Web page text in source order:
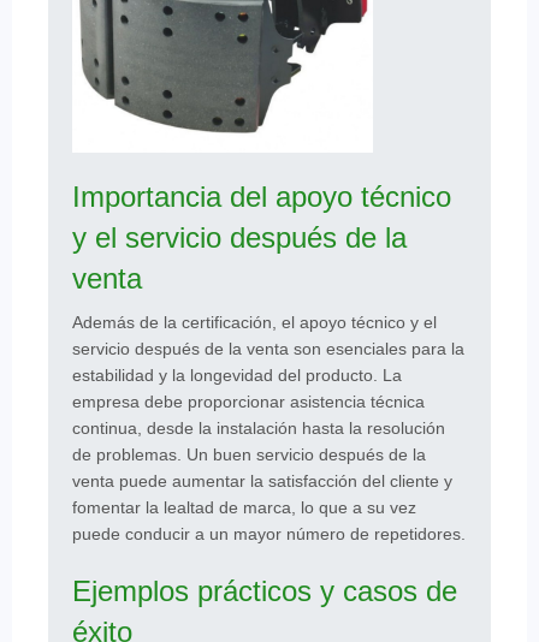
Importancia del apoyo técnico
y el servicio después de la
venta
Además de la certificación, el apoyo técnico y el
servicio después de la venta son esenciales para la
estabilidad y la longevidad del producto. La
empresa debe proporcionar asistencia técnica
continua, desde la instalación hasta la resolución
de problemas. Un buen servicio después de la
venta puede aumentar la satisfacción del cliente y
fomentar la lealtad de marca, lo que a su vez
puede conducir a un mayor número de repetidores.
Ejemplos prácticos y casos de
éxito